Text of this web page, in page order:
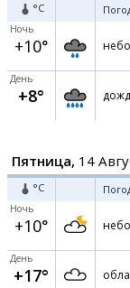
°C
Ночь
+10°
День
+8°
Пятница, 14
°C
Ночь
+10°
День
+17°